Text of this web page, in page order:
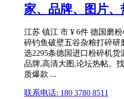
家、品牌、图片、
江苏 镇江 市 ¥ 6件 德国磨
碎钓鱼破壁五谷杂粮打碎研
选2295条德国进口粉碎机
品牌,高清大图,论坛热帖。
质爆款 ...
联系电话: 180 3780 8511